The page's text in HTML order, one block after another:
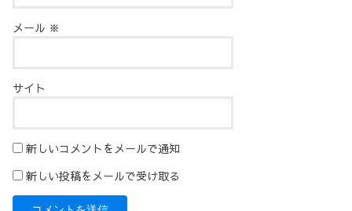
メール ※
サイト
新しいコメントをメールで通知
新しい投稿をメールで受け取る